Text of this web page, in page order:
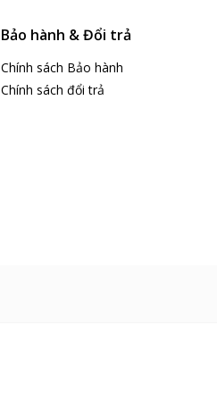
Bảo hành & Đổi trả
Chính sách Bảo hành
Chính sách đổi trả